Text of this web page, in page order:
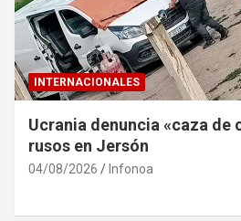
INTERNACIONALES
Volcán de Fuego de
eruptiva intensa con alerta
04/08/2026 Infonoa